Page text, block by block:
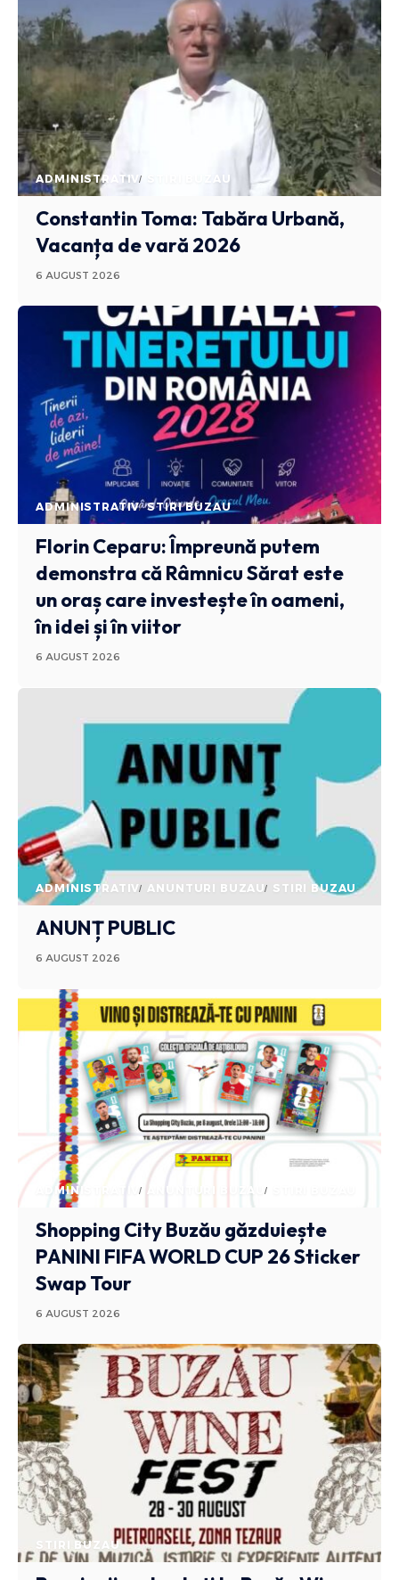
ADMINISTRATIV STIRI BUZAU
Constantin Toma: Tabăra Urbană,
Vacanța de vară 2026
6 AUGUST 2026
ADMINISTRATIV STIRI BUZAU
Florin Ceparu: Împreună putem
demonstra că Râmnicu Sărat este
un oraș care investește în oameni,
în idei și în viitor
6 AUGUST 2026
ADMINISTRATIV ANUNTURI BUZAU STIRI BUZAU
ANUNȚ PUBLIC
6 AUGUST 2026
ADMINISTRATIV ANUNTURI BUZAU
Shopping City Buzău găzduiește
PANINI FIFA WORLD CUP 26 Sticker
Swap Tour
6 AUGUST 2026
STIRI BUZAU